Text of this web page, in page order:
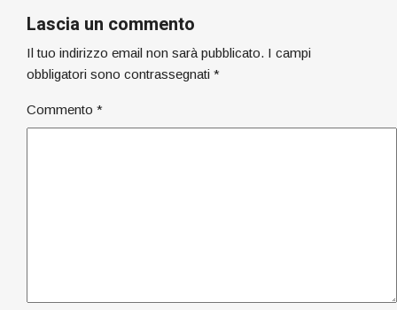
Lascia un commento
Il tuo indirizzo email non sarà pubblicato. I campi
obbligatori sono contrassegnati *
Commento *